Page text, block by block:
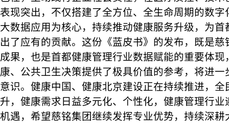
表现突出，不仅搭建了全方位、全生命周期的数
大数据应用为核心，持续推动健康服务升级，为
出了应有的贡献。这份《蓝皮书》的发布，既是
成果，也是首都健康管理行业数据赋能的重要体
康、公共卫生决策提供了极具价值的参考，将进
意识。健康中国、健康北京建设正在持续推进，
升，健康需求日益多元化、个性化，健康管理行
机遇，希望慈铭集团继续发挥专业优势，持续深